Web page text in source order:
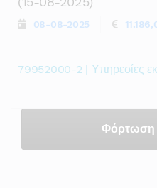
08-08-2025
79952000-2 | Υπηρεσίες
Φόρτωση